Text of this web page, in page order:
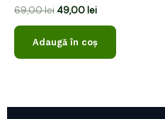
Evaluat
la
0
din
69,00lei 49,00 lei
Adaugă în coș